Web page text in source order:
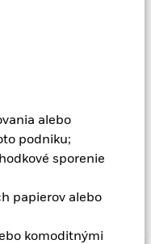
alebo
podniku;
sporenie
papierov alebo
komoditnými
istinu ani plniť
keď emitujúca
je navrhnutý na
vplyv menových
v ktorých sú
investície. V
mať pozitívny alebo